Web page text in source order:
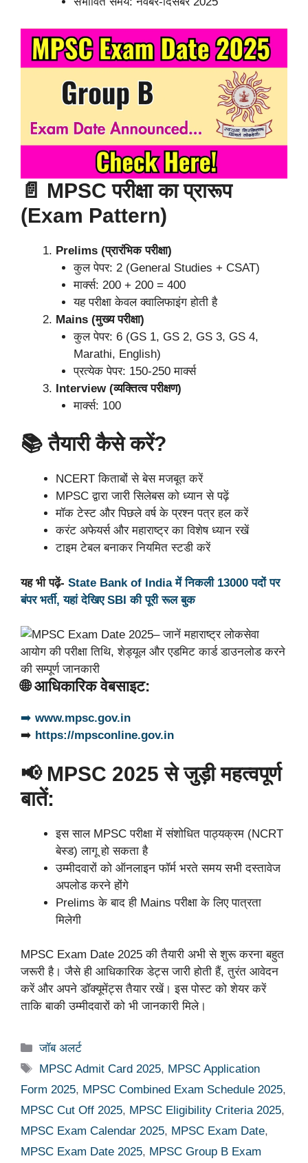
📄 MPSC परीक्षा का प्रारूप
(Exam Pattern)
Prelims (प्रारंभिक परीक्षा)
कुल पेपर: 2 (General Studies + CSAT)
मार्क्स: 200 + 200 = 400
यह परीक्षा केवल क्वालिफाइंग होती है
Mains (मुख्य परीक्षा)
कुल पेपर: 6 (GS 1, GS 2, GS 3, GS 4,
Marathi, English)
प्रत्येक पेपर: 150-250 मार्क्स
Interview (व्यक्तित्व परीक्षण)
मार्क्स: 100
📚 तैयारी कैसे करें?
NCERT किताबों से बेस मजबूत करें
MPSC द्वारा जारी सिलेबस को ध्यान से पढ़ें
मॉक टेस्ट और पिछले वर्ष के प्रश्न पत्र हल करें
करंट अफेयर्स और महाराष्ट्र का विशेष ध्यान रखें
टाइम टेबल बनाकर नियमित स्टडी करें
यह भी पढ़ें- State Bank of India में निकली 13000 पदों पर
बंपर भर्ती, यहां देखिए SBI की पूरी रूल बुक
🌐 आधिकारिक वेबसाइट:
➡️ www.mpsc.gov.in
➡️ https://mpsconline.gov.in
📢 MPSC 2025 से जुड़ी महत्वपूर्ण
बातें:
इस साल MPSC परीक्षा में संशोधित पाठ्यक्रम (NCRT
बेस्ड) लागू हो सकता है
उम्मीदवारों को ऑनलाइन फॉर्म भरते समय सभी दस्तावेज
अपलोड करने होंगे
Prelims के बाद ही Mains परीक्षा के लिए पात्रता
मिलेगी
MPSC Exam Date 2025 की तैयारी अभी से शुरू करना बहुत
जरूरी है। जैसे ही आधिकारिक डेट्स जारी होती हैं, तुरंत आवेदन
करें और अपने डॉक्यूमेंट्स तैयार रखें। इस पोस्ट को शेयर करें
ताकि बाकी उम्मीदवारों को भी जानकारी मिले।
Categories
जॉब अलर्ट
Tags
MPSC Admit Card 2025, MPSC Application
Form 2025, MPSC Combined Exam Schedule 2025,
MPSC Cut Off 2025, MPSC Eligibility Criteria 2025,
MPSC Exam Calendar 2025, MPSC Exam Date,
MPSC Exam Date 2025, MPSC Group B Exam